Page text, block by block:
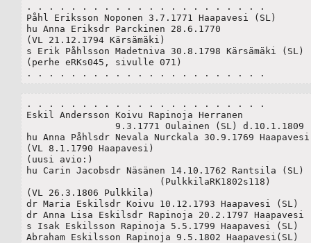
. . . . . . . . . . . . . . . . . . . . . .
Påhl Eriksson Noponen 3.7.1771 Haapavesi (SL)
hu Anna Eriksdr Parckinen 28.6.1770
(VL 21.12.1794 Kärsämäki)
s Erik Påhlsson Madetniva 30.8.1798 Kärsämäki (SL)
(perhe eRKs045, sivulle 071)
. . . . . . . . . . . . . . . . . . . . . .
. . . . . . . . . . . . . . . . . . . . . .
Eskil Andersson Koivu Rapinoja Herranen
hu Anna Påhlsdr Nevala Nurckala 30.9.1769
(VL 8.1.1790 Haapavesi)
(uusi avio:)
hu Carin Jacobsdr Näsänen 14.10.1762 Rantsila (SL)
(VL 26.3.1806 Pulkkila)
dr Maria Eskilsdr Koivu 10.12.1793 Haapavesi (SL)
dr Anna Lisa Eskilsdr Rapinoja 20.2.1797
s Isak Eskilsson Rapinoja 5.5.1799 Haapavesi (SL)
Abraham Eskilsson Rapinoja 9.5.1802 Haapavesi(SL)